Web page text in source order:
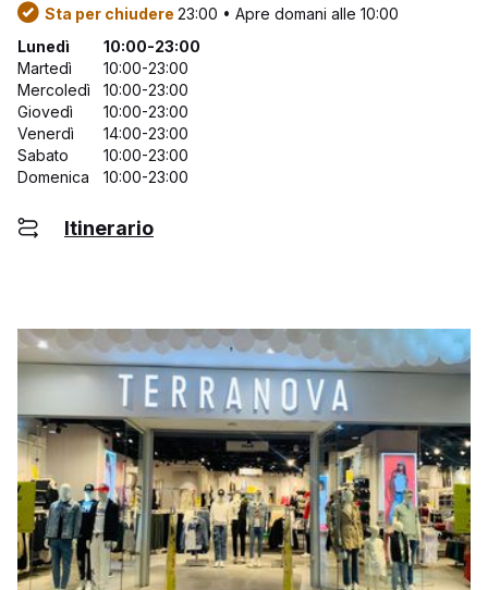
Sta per chiudere 23:00 • Apre domani alle 10:00
Lunedì
10:00-23:00
Martedì
10:00-23:00
Mercoledì
10:00-23:00
Giovedì
10:00-23:00
Venerdì
14:00-23:00
Sabato
10:00-23:00
Domenica
10:00-23:00
Itinerario